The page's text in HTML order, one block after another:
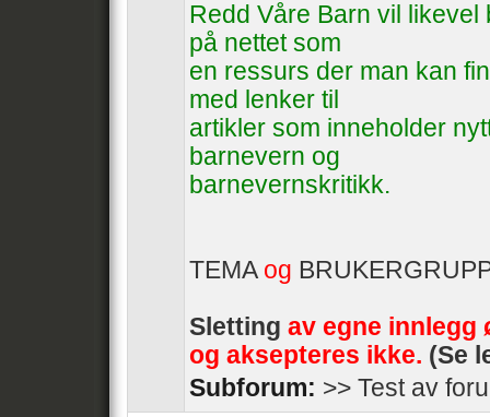
Redd Våre Barn vil
på nettet som
en ressurs der man kan
med lenker til
artikler som inneholder
barnevern og
barnevernskritikk.
TEMAog
Sletting av egne innlegg
og aksepteres ikke. (Se
Subforum: >> Test av